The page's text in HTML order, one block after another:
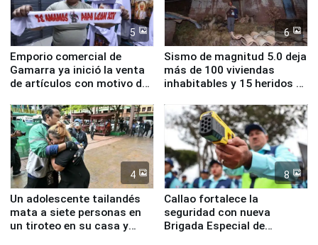
5
Emporio comercial de
Gamarra ya inició la venta
de artículos con motivo de
6
Sismo de magnitud 5.0 deja
más de 100 viviendas
inhabitables y 15 heridos en
4
Un adolescente tailandés
mata a siete personas en
un tiroteo en su casa y
8
Callao fortalece la
seguridad con nueva
Brigada Especial de